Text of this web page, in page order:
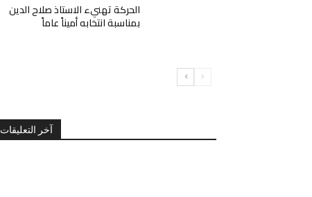
الحركة تهنيء الاستاذ صلاح الدين
بمناسبة انتخابه أميناً عاماً
آخر التعليقات